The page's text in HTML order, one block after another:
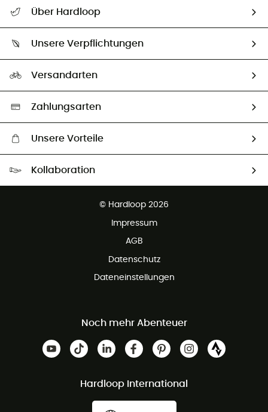
Größentabelle
Vertrag widerrufen
Über Hardloop
Unsere Botschafter
Unsere Verpflichtungen
Auswahl an nachhaltigen Produkten
Versandarten
Zahlungsarten
Unsere Vorteile
Kollaboration
© Hardloop 2026
Impressum
AGB
Datenschutz
Dateneinstellungen
Noch mehr Abenteuer
Hardloop International